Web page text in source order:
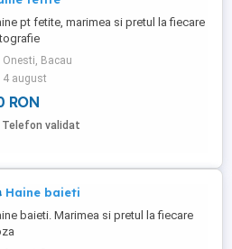
pt fetite, marimea si pretul la fiecare
Onesti, Bacau
4 august
RON
Telefon validat
Haine baieti
baieti. Marimea si pretul la fiecare